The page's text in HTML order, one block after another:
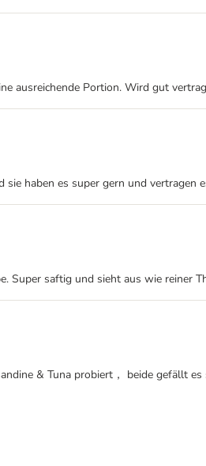
ausreichende Portion. Wird gut
sie haben es super gern und vertragen
Super saftig und sieht aus wie reiner
& Tuna probiert， beide gefällt